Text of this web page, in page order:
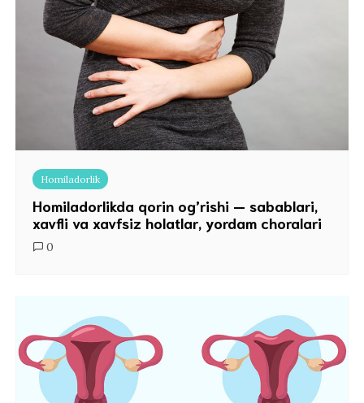
Homiladorlik
Homiladorlikda qorin og’rishi — sabablari,
xavfli va xavfsiz holatlar, yordam choralari
0